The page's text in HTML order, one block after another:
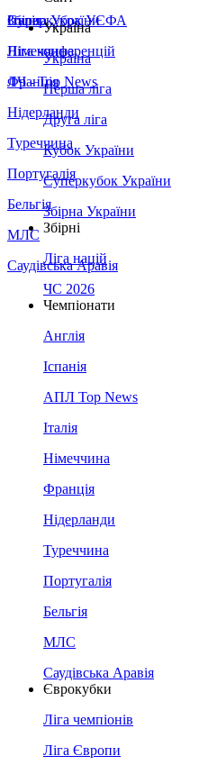
Збірна України
Італія
Німеччина
Франція
Нідерланди
Туреччина
Португалія
Бельгія
МЛС
Саудівська Аравія
Суперкубок УЄФА
Ліга конференцій
ЛЧ - Top News
Україна
Україна
Перша ліга
Друга ліга
Кубок України
Суперкубок України
Збірна України
Збірні
Ліга націй
ЧС 2026
Чемпіонати
Англія
Іспанія
АПЛ Top News
Італія
Німеччина
Франція
Нідерланди
Туреччина
Португалія
Бельгія
МЛС
Саудівська Аравія
Єврокубки
Ліга чемпіонів
Ліга Європи